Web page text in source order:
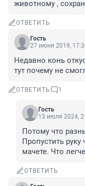
животному ,
ОТВЕТИТЬ
Гость
27 июня 2019,
Недавно конь
тут почему не
ОТВЕТИТЬ 1
Гость
13 июля 2024,
Потому что
Пропустить руку
мачете. Что
ОТВЕТИТЬ